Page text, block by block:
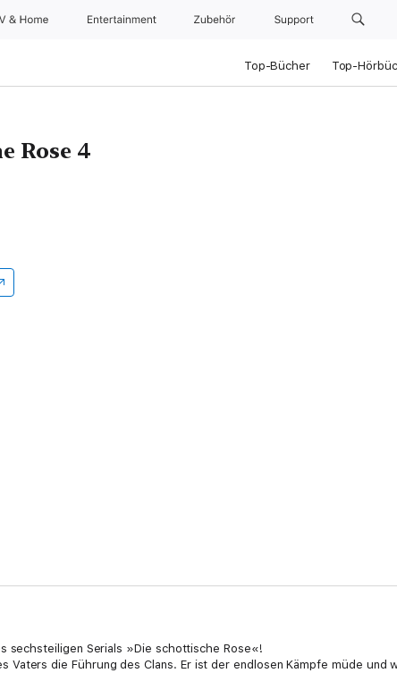
& Home Entertainment Zubehör Support
Top-Bücher Top-
Rose 4
sechsteiligen Serials »Die schottische Rose«!
die Führung des Clans. Er ist der endlosen Kämpfe müde und